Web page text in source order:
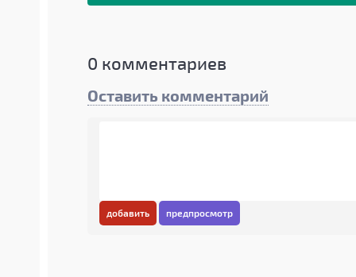
0 комментариев
Оставить комментарий
добавить предпросмотр